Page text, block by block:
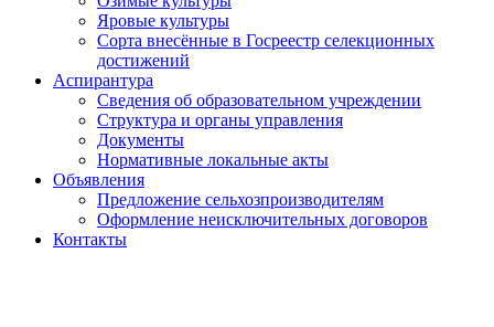
Яровые культуры
Сорта внесённые в Госреестр селекционных
достижений
Аспирантура
Сведения об образовательном учреждении
Структура и органы управления
Документы
Нормативные локальные акты
Объявления
Предложение сельхозпроизводителям
Оформление неисключительных договоров
Контакты